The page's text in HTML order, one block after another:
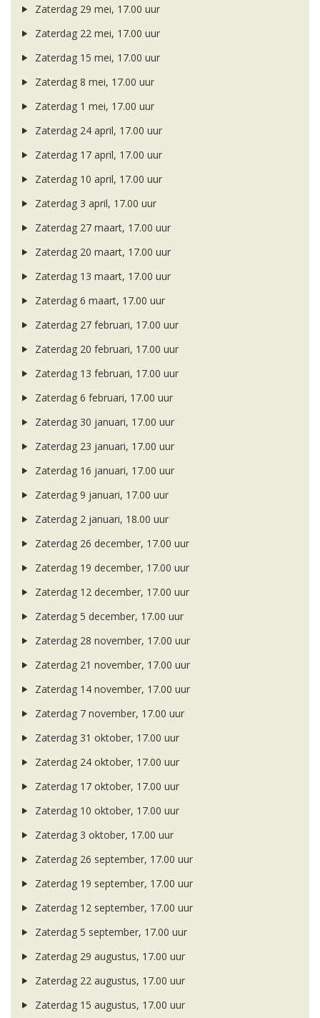
Zaterdag 29 mei, 17.00 uur
Zaterdag 22 mei, 17.00 uur
Zaterdag 15 mei, 17.00 uur
Zaterdag 8 mei, 17.00 uur
Zaterdag 1 mei, 17.00 uur
Zaterdag 24 april, 17.00 uur
Zaterdag 17 april, 17.00 uur
Zaterdag 10 april, 17.00 uur
Zaterdag 3 april, 17.00 uur
Zaterdag 27 maart, 17.00 uur
Zaterdag 20 maart, 17.00 uur
Zaterdag 13 maart, 17.00 uur
Zaterdag 6 maart, 17.00 uur
Zaterdag 27 februari, 17.00 uur
Zaterdag 20 februari, 17.00 uur
Zaterdag 13 februari, 17.00 uur
Zaterdag 6 februari, 17.00 uur
Zaterdag 30 januari, 17.00 uur
Zaterdag 23 januari, 17.00 uur
Zaterdag 16 januari, 17.00 uur
Zaterdag 9 januari, 17.00 uur
Zaterdag 2 januari, 18.00 uur
Zaterdag 26 december, 17.00 uur
Zaterdag 19 december, 17.00 uur
Zaterdag 12 december, 17.00 uur
Zaterdag 5 december, 17.00 uur
Zaterdag 28 november, 17.00 uur
Zaterdag 21 november, 17.00 uur
Zaterdag 14 november, 17.00 uur
Zaterdag 7 november, 17.00 uur
Zaterdag 31 oktober, 17.00 uur
Zaterdag 24 oktober, 17.00 uur
Zaterdag 17 oktober, 17.00 uur
Zaterdag 10 oktober, 17.00 uur
Zaterdag 3 oktober, 17.00 uur
Zaterdag 26 september, 17.00 uur
Zaterdag 19 september, 17.00 uur
Zaterdag 12 september, 17.00 uur
Zaterdag 5 september, 17.00 uur
Zaterdag 29 augustus, 17.00 uur
Zaterdag 22 augustus, 17.00 uur
Zaterdag 15 augustus, 17.00 uur